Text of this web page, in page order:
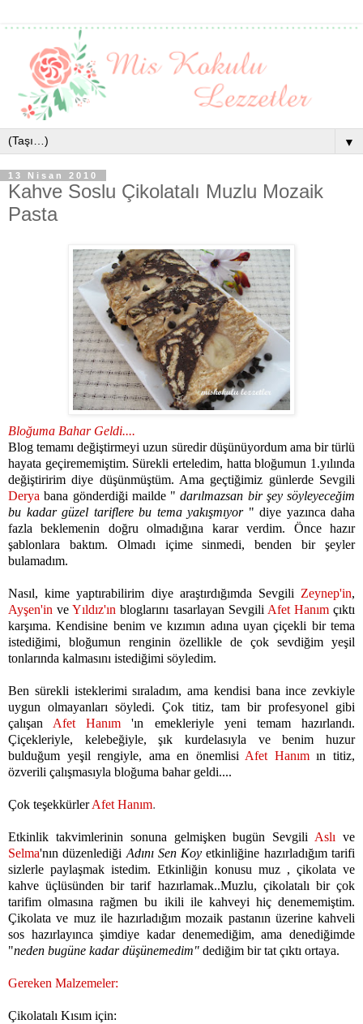
▼
13 Nisan 2010
Kahve Soslu Çikolatalı Muzlu Mozaik
Pasta
Bloğuma Bahar Geldi....
Blog temamı değiştirmeyi uzun süredir düşünüyordum ama bir türlü
hayata geçirememiştim. Sürekli erteledim, hatta bloğumun 1.yılında
değiştiririm diye düşünmüştüm. Ama geçtiğimiz günlerde Sevgili
Deryabana gönderdiği mailde "darılmazsan bir şey söyleyeceğim
bu kadar güzel tariflere bu tema yakışmıyor" diye yazınca daha
fazla beklemenin doğru olmadığına karar verdim. Önce hazır
şablonlara baktım. Olmadı içime sinmedi, benden bir şeyler
bulamadım.
Nasıl, kime yaptırabilirim diye araştırdığımda Sevgili Zeynep'in,
Ayşen'in veYıldız'ın bloglarını tasarlayan Sevgili Afet Hanım çıktı
karşıma.Kendisine benim ve kızımın adına uyan çiçekli bir tema
istediğimi, bloğumun renginin özellikle de çok sevdiğim yeşil
tonlarında kalmasını istediğimi söyledim.
Ben sürekli isteklerimi sıraladım, ama kendisi bana ince zevkiyle
uygun olmayanları söyledi. Çok titiz, tam bir profesyonel gibi
çalışan Afet Hanım'ın emekleriyle yeni temam hazırlandı.
Çiçekleriyle, kelebeğiyle, şık kurdelasıyla ve benim huzur
bulduğum yeşil rengiyle, ama en önemlisi Afet Hanımın titiz,
özverili çalışmasıyla bloğuma bahar geldi....
Çok teşekkürlerAfet Hanım.
Etkinlik takvimlerinin sonuna gelmişken bugün Sevgili Aslı ve
Selma'nın düzenlediği Adını Sen Koy etkinliğine hazırladığım tarifi
sizlerle paylaşmak istedim. Etkinliğin konusu muz , çikolata ve
kahve üçlüsünden bir tarif hazırlamak..Muzlu, çikolatalı bir çok
tarifim olmasına rağmen bu ikili ile kahveyi hiç denememiştim.
Çikolata ve muz ile hazırladığım mozaik pastanın üzerine kahveli
sos hazırlayınca şimdiye kadar denemediğim, ama denediğimde
"neden bugüne kadar düşünemedim" dediğim bir tat çıktı ortaya.
Gereken Malzemeler:
Çikolatalı Kısım için: